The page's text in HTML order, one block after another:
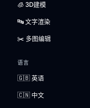
🧊 3D建模
🔤 文字渲染
✂️ 多图编辑
语言
🇬🇧 英语
🇨🇳 中文